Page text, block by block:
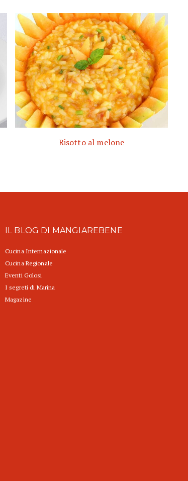
Risotto al melone
IL BLOG DI MANGIAREBENE
Cucina Internazionale
Cucina Regionale
Eventi Golosi
I segreti di Marina
Magazine